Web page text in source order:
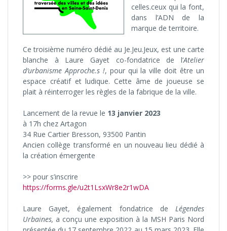
celles.ceux qui la font,
dans l’ADN de la
marque de territoire.
Ce troisième numéro dédié au Je.Jeu.Jeux, est une carte
blanche à Laure Gayet co-fondatrice de l’Atelier
d’urbanisme Approche.s !, pour qui la ville doit être un
espace créatif et ludique. Cette âme de joueuse se
plait à réinterroger les règles de la fabrique de la ville.
Lancement de la revue le 13 janvier 2023
à 17h chez Artagon
34 Rue Cartier Bresson, 93500 Pantin
Ancien collège transformé en un nouveau lieu dédié à
la création émergente
>> pour s’inscrire
https://forms.gle/u2t1LsxWr8e2r1wDA
Laure Gayet, également fondatrice de Légendes
Urbaines, a conçu une exposition à la MSH Paris Nord